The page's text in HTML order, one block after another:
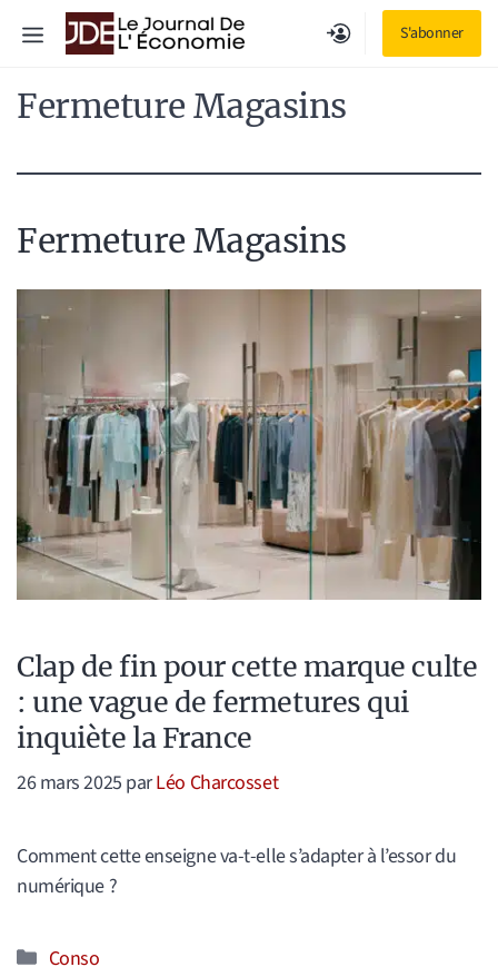
S'abonner
Menu
Fermeture Magasins
Fermeture Magasins
Clap de fin pour cette marque culte
: une vague de fermetures qui
inquiète la France
26 mars 2025 parLéo Charcosset
Comment cette enseigne va-t-elle s’adapter à l’essor du
numérique ?
Catégories
Conso